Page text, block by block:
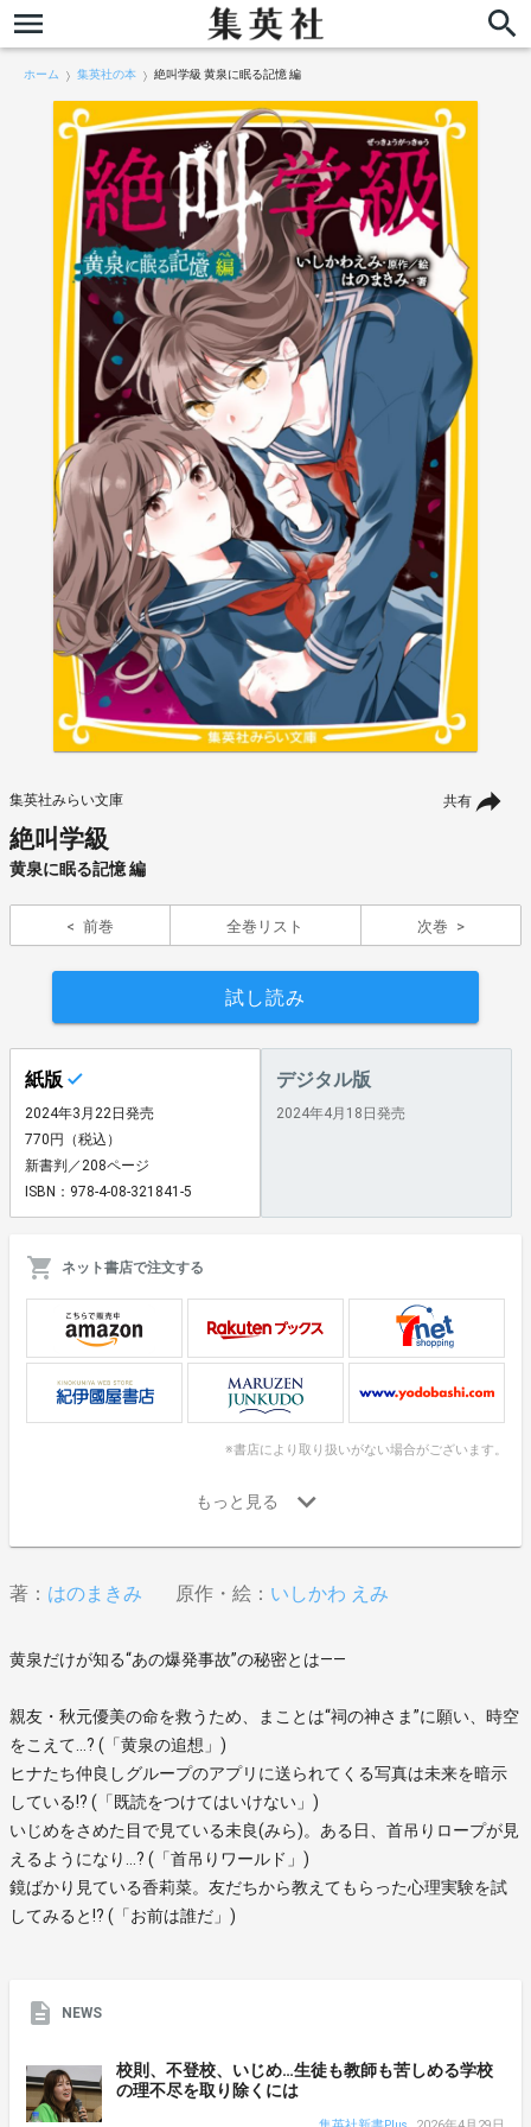
ホーム 集英社の本 絶叫学級 黄泉に眠る記憶 編
共有
集英社みらい文庫
絶叫学級
黄泉に眠る記憶 編
前巻 全巻リスト 次巻
試し読み
紙版
2024年3月22日発売
770円（税込）
新書判／208ページ
ISBN：978-4-08-321841-5
デジタル版
2024年4月18日発売
ネット書店で注文する
※書店により取り扱いがない場合がございます。
著： はのまきみ 原作・絵： いしかわ えみ
黄泉だけが知る“あの爆発事故”の秘密とは――
親友・秋元優美の命を救うため、まことは“祠の神さま”に願い、時空
をこえて…? (「黄泉の追想」)
ヒナたち仲良しグループのアプリに送られてくる写真は未来を暗示
している!? (「既読をつけてはいけない」)
いじめをさめた目で見ている未良(みら)。ある日、首吊りロープが見
えるようになり…? (「首吊りワールド」)
鏡ばかり見ている香莉菜。友だちから教えてもらった心理実験を試
してみると!? (「お前は誰だ」)
NEWS
校則、不登校、いじめ…生徒も教師も苦しめる学校
の理不尽を取り除くには